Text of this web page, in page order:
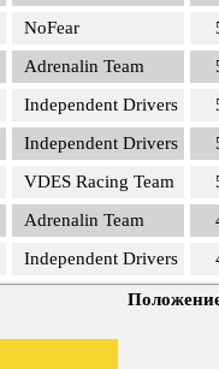
NoFear
Adrenalin Team
Independent Drivers
Independent Drivers
VDES Racing Team
Adrenalin Team
Independent Drivers
Положение